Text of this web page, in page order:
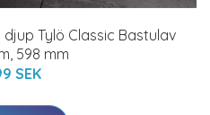
Tylö Classic Bastulav
598 mm
SEK